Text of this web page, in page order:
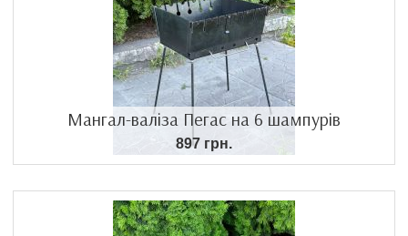
Мангал-валіза Пегас на 6 шампурів
897 грн.